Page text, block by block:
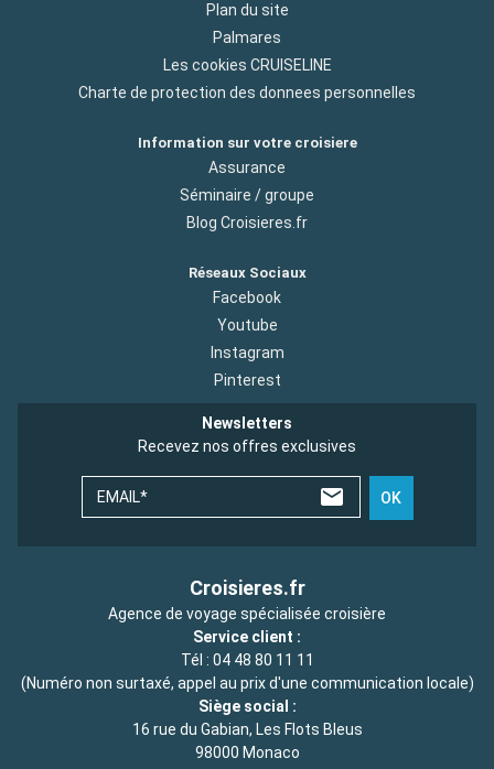
Plan du site
Palmares
Les cookies CRUISELINE
Charte de protection des donnees personnelles
Information sur votre croisiere
Assurance
Séminaire / groupe
Blog Croisieres.fr
Réseaux Sociaux
Facebook
Youtube
Instagram
Pinterest
Newsletters
Recevez nos offres exclusives
EMAIL* OK
Croisieres.fr
Agence de voyage spécialisée croisière
Service client :
Tél : 04 48 80 11 11
(Numéro non surtaxé, appel au prix d'une communication locale)
Siège social :
16 rue du Gabian, Les Flots Bleus
98000 Monaco